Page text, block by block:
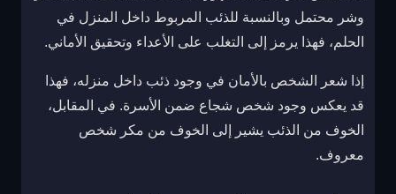
وشر محتمل وبالنسبة للذئب المربوط داخل المنزل في
الحلم، فهذا يرمز إلى التغلب على الأعداء وتحقيق الأماني.
إذا شعر الشخص بالأمان في وجود ذئب داخل منزله، فهذا
قد يعكس وجود شخص شجاع ضمن الأسرة. في المقابل،
الخوف من الذئب يشير إلى الخوف من مكر شخص
معروف.